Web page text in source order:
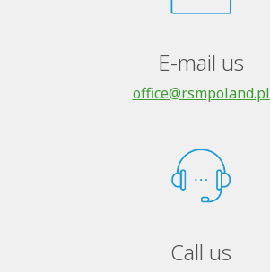
E-mail us
office@rsmpoland.pl
Call us